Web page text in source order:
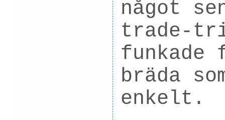
något
trade-
funkade
bräda
enkelt.